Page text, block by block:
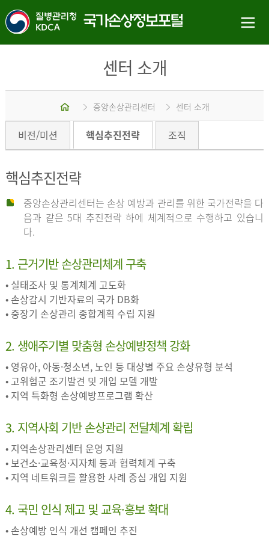
센터 소개
중앙손상관리센터 센터 소개
비전/미션 핵심추진전략 조직
핵심추진전략
중앙손상관리센터는 손상 예방과 관리를 위한 국가전략을 다
음과 같은 5대 추진전략 하에 체계적으로 수행하고 있습니
다.
1. 근거기반 손상관리체계 구축
• 실태조사 및 통계체계 고도화
• 손상감시 기반자료의 국가 DB화
• 중장기 손상관리 종합계획 수립 지원
2. 생애주기별 맞춤형 손상예방정책 강화
• 영유아, 아동·청소년, 노인 등 대상별 주요 손상유형 분석
• 고위험군 조기발견 및 개입 모델 개발
• 지역 특화형 손상예방프로그램 확산
3. 지역사회 기반 손상관리 전달체계 확립
• 지역손상관리센터 운영 지원
• 보건소·교육청·지자체 등과 협력체계 구축
• 지역 네트워크를 활용한 사례 중심 개입 지원
4. 국민 인식 제고 및 교육·홍보 확대
• 손상예방 인식 개선 캠페인 추진